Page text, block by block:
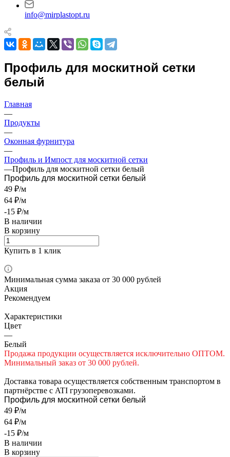
info@mirplastopt.ru
Профиль для москитной сетки
белый
Главная
—
Продукты
—
Оконная фурнитура
—
Профиль и Импост для москитной сетки
—Профиль для москитной сетки белый
Профиль для москитной сетки белый
49 ₽/м
64 ₽/м
-15 ₽/м
В наличии
В корзину
Купить в 1 клик
Минимальная сумма заказа от 30 000 рублей
Акция
Рекомендуем
Характеристики
Цвет
—
Белый
Продажа продукции осуществляется исключительно ОПТОМ.
Минимальный заказ от 30 000 рублей.
Доставка товара осуществляется собственным транспортом в
партнёрстве с ATI грузоперевозками.
Профиль для москитной сетки белый
49 ₽/м
64 ₽/м
-15 ₽/м
В наличии
В корзину